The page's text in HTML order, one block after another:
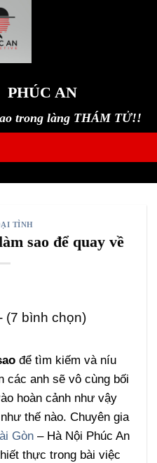
AN
trong làng THÁM TỬ!!
TÌNH
sao để quay về
(7 bình chọn)
để tìm kiếm và níu
các anh sẽ vô cùng bối
hoàn cảnh như vậy
thế nào. Chuyên gia
Gòn – Hà Nội Phúc An
thực trong bài việc